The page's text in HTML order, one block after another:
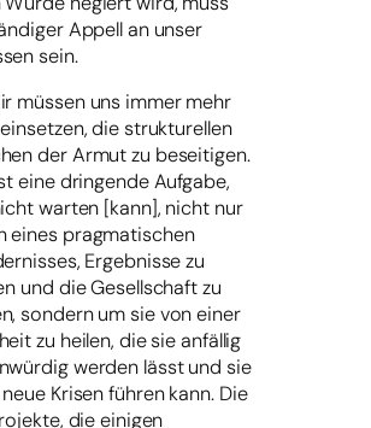
Appell an unser
sein.
müssen uns immer mehr
die strukturellen
der Armut zu beseitigen.
eine dringende Aufgabe,
warten [kann], nicht nur
eines pragmatischen
Ergebnisse zu
und die Gesellschaft zu
sondern um sie von einer
zu heilen, die sie anfällig
werden lässt und sie
Krisen führen kann. Die
die einigen